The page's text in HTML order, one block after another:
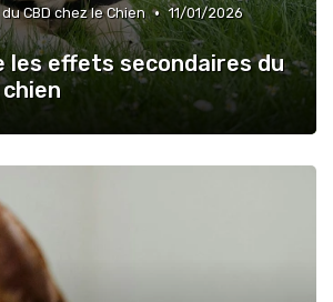
CBD chez le Chien • 11/01/2026
les effets secondaires du
chien